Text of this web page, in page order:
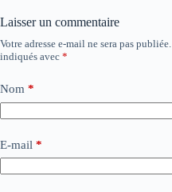
Laisser un commentaire
Votre adresse e-mail ne sera pas publiée.
indiqués avec *
Nom *
E-mail *